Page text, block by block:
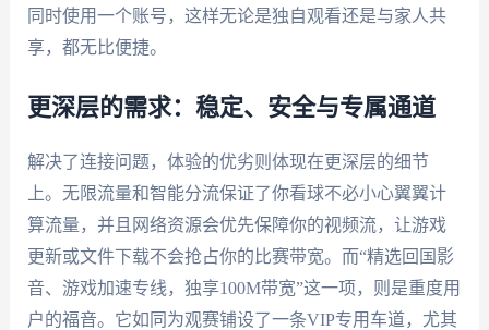
同时使用一个账号，这样无论是独自观看还是与家人共
享，都无比便捷。
更深层的需求：稳定、安全与专属通道
解决了连接问题，体验的优劣则体现在更深层的细节
上。无限流量和智能分流保证了你看球不必小心翼翼计
算流量，并且网络资源会优先保障你的视频流，让游戏
更新或文件下载不会抢占你的比赛带宽。而“精选回国影
音、游戏加速专线，独享100M带宽”这一项，则是重度用
户的福音。它如同为观赛铺设了一条VIP专用车道，尤其